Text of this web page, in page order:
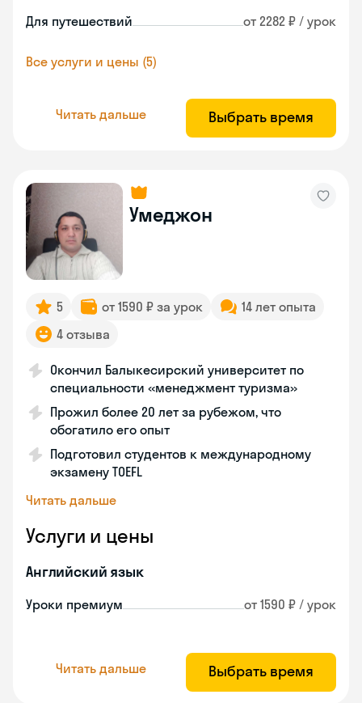
Для путешествий от 2282 ₽ / урок
Все услуги и цены (5)
Читать дальше Выбрать время
Умеджон
5 от 1590 ₽ за урок
14 лет опыта
4 отзыва
Окончил Балыкесирский университет по
специальности «менеджмент туризма»
Прожил более 20 лет за рубежом, что
обогатило его опыт
Подготовил студентов к международному
экзамену TOEFL
Читать дальше
Услуги и цены
Английский язык
Уроки премиум от 1590 ₽ / урок
Читать дальше Выбрать время